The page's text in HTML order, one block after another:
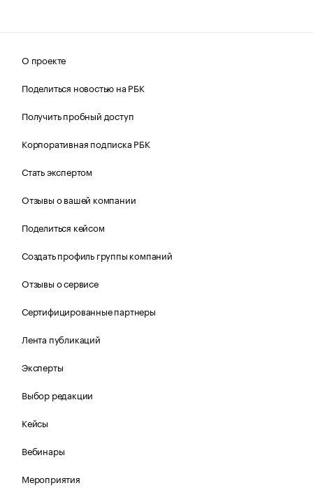
О проекте
Поделиться новостью на РБК
Получить пробный доступ
Корпоративная подписка РБК
Стать экспертом
Отзывы о вашей компании
Поделиться кейсом
Создать профиль группы компаний
Отзывы о сервисе
Сертифицированные партнеры
Лента публикаций
Эксперты
Выбор редакции
Кейсы
Вебинары
Мероприятия